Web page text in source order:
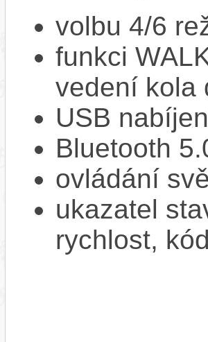
volbu 4/6
funkci
vedení kola
USB
Bluetooth
ovládání
ukazatel
rychlost,